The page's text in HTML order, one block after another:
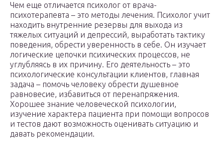
Чем еще отличается психолог от врача-
психотерапевта – это методы лечения. Психолог учит
находить внутренние резервы для выхода из
тяжелых ситуаций и депрессий, выработать тактику
поведения, обрести уверенность в себе. Он изучает
логические цепочки психических процессов, не
углубляясь в их причину. Его деятельность – это
психологические консультации клиентов, главная
задача – помочь человеку обрести душевное
равновесие, избавиться от перенапряжения.
Хорошее знание человеческой психологии,
изучение характера пациента при помощи вопросов
и тестов дают возможность оценивать ситуацию и
давать рекомендации.